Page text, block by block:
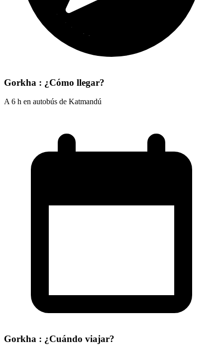
Gorkha : ¿Cómo llegar?
A 6 h en autobús de Katmandú
Gorkha : ¿Cuándo viajar?